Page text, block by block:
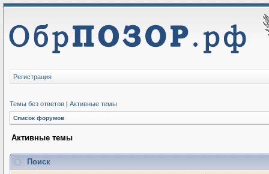
Регистрация
Темы без ответов | Активные темы
Список форумов
Активные темы
Поиск